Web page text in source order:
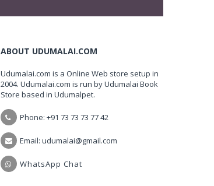
ABOUT UDUMALAI.COM
Udumalai.com is a Online Web store setup in
2004. Udumalai.com is run by Udumalai Book
Store based in Udumalpet.
Phone: +91 73 73 73 77 42
Email: udumalai@gmail.com
WhatsApp Chat